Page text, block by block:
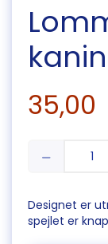
kanin
35,00
Designet er
spejlet er